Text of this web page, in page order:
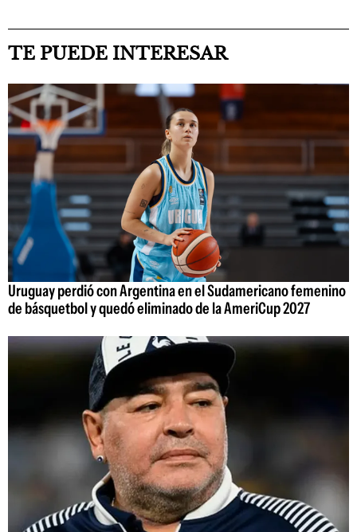
TE PUEDE INTERESAR
Uruguay perdió con Argentina en el Sudamericano femenino
de básquetbol y quedó eliminado de la AmeriCup 2027